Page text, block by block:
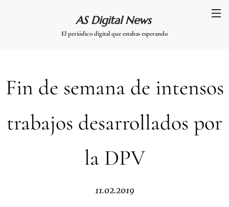
AS Digital News
El periódico digital que estabas esperando
Fin de semana de intensos
trabajos desarrollados por
la DPV
11.02.2019